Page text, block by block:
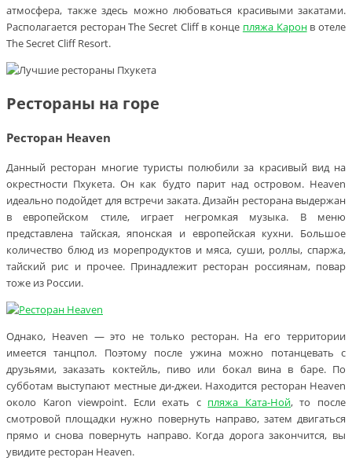
атмосфера, также здесь можно любоваться красивыми закатами.
Располагается ресторан The Secret Cliff в конце пляжа Каронв отеле
The Secret Cliff Resort.
Рестораны на горе
Ресторан Heaven
Данный ресторан многие туристы полюбили за красивый вид на
окрестности Пхукета. Он как будто парит над островом. Heaven
идеально подойдет для встречи заката. Дизайн ресторана выдержан
в европейском стиле, играет негромкая музыка. В меню
представлена тайская, японская и европейская кухни. Большое
количество блюд из морепродуктов и мяса, суши, роллы, спаржа,
тайский рис и прочее. Принадлежит ресторан россиянам, повар
тоже из России.
Однако, Heaven — это не только ресторан. На его территории
имеется танцпол. Поэтому после ужина можно потанцевать с
друзьями, заказать коктейль, пиво или бокал вина в баре. По
субботам выступают местные ди-джеи. Находится ресторан Heaven
около Karon viewpoint. Если ехать с пляжа Ката-Ной, то после
смотровой площадки нужно повернуть направо, затем двигаться
прямо и снова повернуть направо. Когда дорога закончится, вы
увидите ресторан Heaven.